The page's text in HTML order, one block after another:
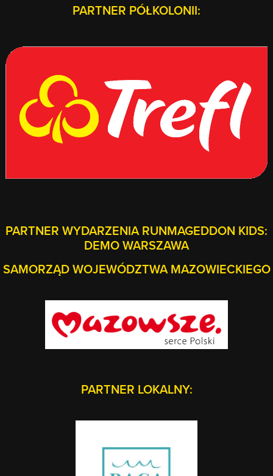
PARTNER PÓŁKOLONII:
PARTNER WYDARZENIA RUNMAGEDDON KIDS:
DEMO WARSZAWA
SAMORZĄD WOJEWÓDZTWA MAZOWIECKIEGO
PARTNER LOKALNY: